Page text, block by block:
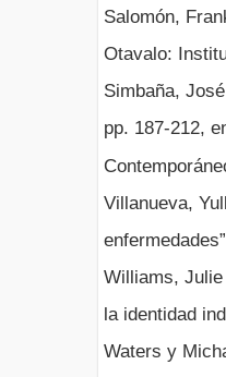
Salomón,
Otavalo:
Simbaña,
pp. 187-212,
Villanueva,
Williams, Julie
la identidad
Waters y